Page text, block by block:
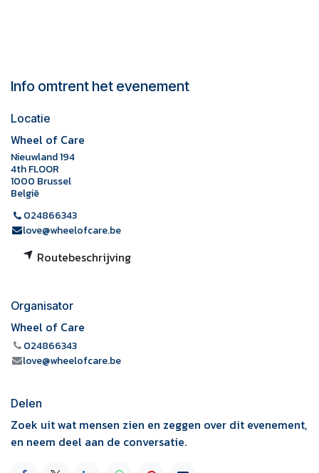
Info omtrent het evenement
Locatie
Wheel of Care
Nieuwland 194
4th FLOOR
1000 Brussel
België
024866343
love@wheelofcare.be
Routebeschrijving
Organisator
Wheel of Care
024866343
love@wheelofcare.be
Delen
Zoek uit wat mensen zien en zeggen over dit evenement,
en neem deel aan de conversatie.